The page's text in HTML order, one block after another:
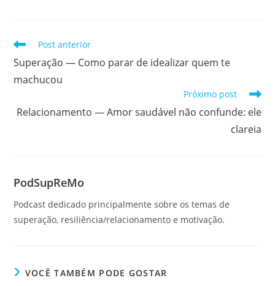
Leia
artigos
Post anterior
Superação — Como parar de idealizar quem te
machucou
Próximo post
Relacionamento — Amor saudável não confunde: ele
clareia
PodSupReMo
Podcast dedicado principalmente sobre os temas de
superação, resiliência/relacionamento e motivação.
VOCÊ TAMBÉM PODE GOSTAR